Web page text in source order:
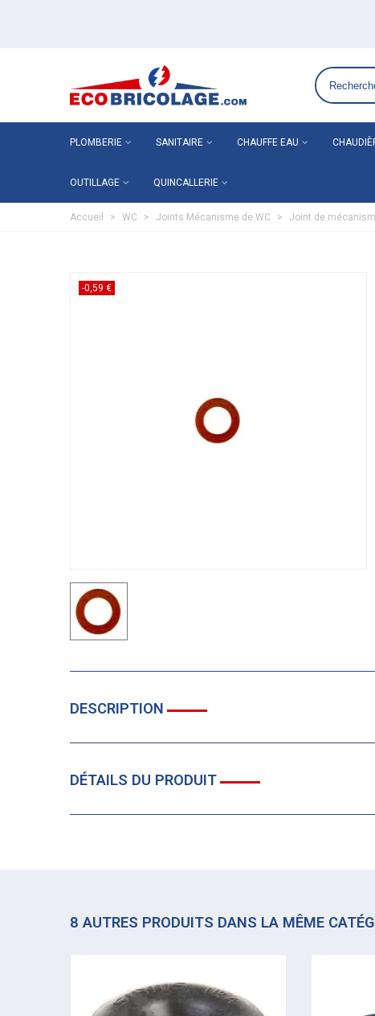
PLOMBERIE SANITAIRE CHAUFFE EAU
OUTILLAGE QUINCALLERIE
Accueil > WC > Joints Mécanisme de WC > Joint de
-0,59 €
DESCRIPTION
DÉTAILS DU PRODUIT
8 AUTRES PRODUITS DANS LA MÊME